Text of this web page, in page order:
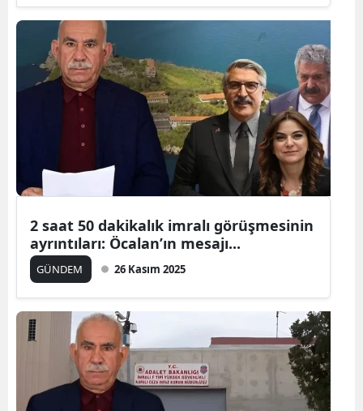
Rize
Samsun
Siirt
Sinop
Sivas
Tokat
Trabzon
Şanlıurfa
Uşak
2 saat 50 dakikalık imralı görüşmesinin
ayrıntıları: Öcalan’ın mesajı...
GÜNDEM 26 Kasım 2025